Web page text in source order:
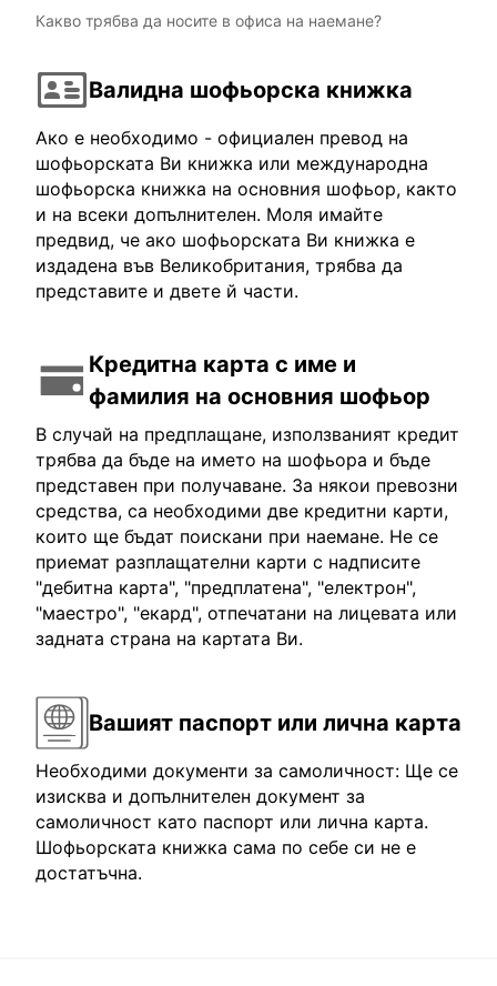
Какво трябва да носите в офиса на наемане?
Валидна шофьорска книжка
Ако е необходимо - официален превод на
шофьорската Ви книжка или международна
шофьорска книжка на основния шофьор, както
и на всеки допълнителен. Моля имайте
предвид, че ако шофьорската Ви книжка е
издадена във Великобритания, трябва да
представите и двете й части.
Кредитна карта с име и
фамилия на основния шофьор
В случай на предплащане, използваният кредит
трябва да бъде на името на шофьора и бъде
представен при получаване. За някои превозни
средства, са необходими две кредитни карти,
които ще бъдат поискани при наемане. Не се
приемат разплащателни карти с надписите
"дебитна карта", "предплатена", "електрон",
"маестро", "екард", отпечатани на лицевата или
задната страна на картата Ви.
Вашият паспорт или лична карта
Необходими документи за самоличност: Ще се
изисква и допълнителен документ за
самоличност като паспорт или лична карта.
Шофьорската книжка сама по себе си не е
достатъчна.